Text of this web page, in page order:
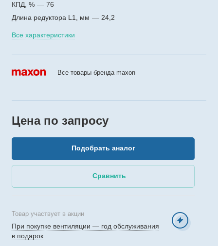
КПД, % — 76
Длина редуктора L1, мм — 24,2
Все характеристики
Все товары бренда maxon
Цена по запросу
Подобрать аналог
Сравнить
Товар участвует в акции
При покупке вентиляции — год обслуживания
в подарок